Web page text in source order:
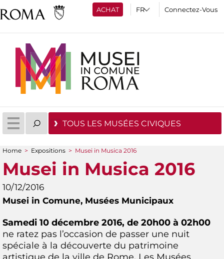
ACHAT Connectez-Vous
TOUS LES MUSÉES CIVIQUES
You are here
Home > Expositions > Musei in Musica 2016
Musei in Musica 2016
10/12/2016
Musei in Comune, Musées Municipaux
Samedi 10 décembre 2016, de 20h00 à 02h00
ne ratez pas l’occasion de passer une nuit
spéciale à la découverte du patrimoine
artistique de la ville de Rome. Les Musées